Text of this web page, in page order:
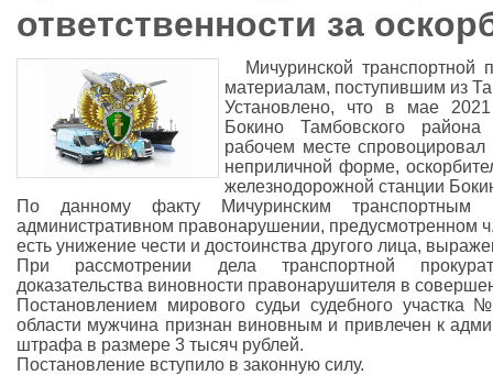
ответственности за
Мичуринской транспортной
материалам, поступившим из
Установлено, что в мае 2021
Бокино Тамбовского
рабочем месте
неприличной форме,
железнодорожной станции
По данному факту Мичуринским транспортным
административном правонарушении, предусмотренном
есть унижение чести и достоинства другого лица,
При рассмотрении дела транспортной
доказательства виновности правонарушителя в
Постановлением мирового судьи судебного
области мужчина признан виновным и привлечен к
штрафа в размере 3 тысяч рублей.
Постановление вступило в законную силу.